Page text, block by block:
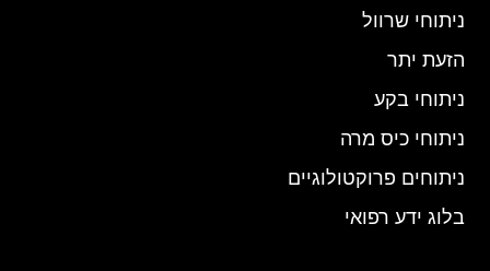
ניתוחי שרוול
הזעת יתר
ניתוחי בקע
ניתוחי כיס מרה
ניתוחים פרוקטולוגיים
בלוג ידע רפואי